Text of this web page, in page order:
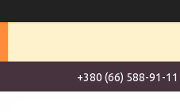
+380 (66) 588-91-11